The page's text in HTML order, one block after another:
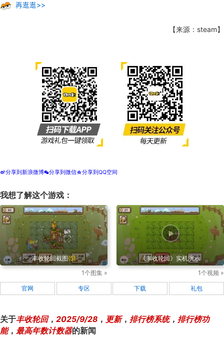
再逛逛>>
【来源：steam】
t分享到新浪微博w分享到微信z分享到QQ空间
我想了解这个游戏：
丰收轮回截图(5)
1个图集 »
《丰收轮回》实机演示
1个视频 »
官网 专区 下载 礼包
关于丰收轮回， 2025/9/28 ， 更新， 排行榜系统， 排行榜功
能， 最高年数计数器的新闻